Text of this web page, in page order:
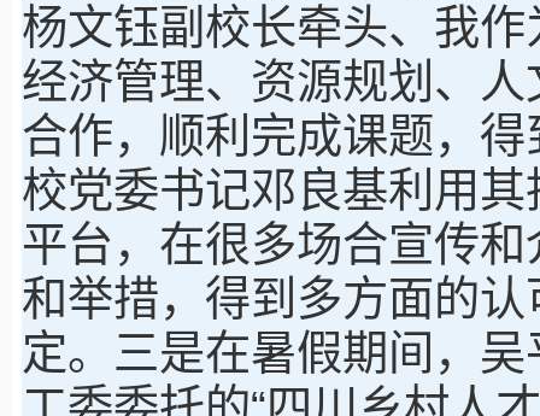
杨文钰副校长牵头、我
经济管理、资源规划、
合作，顺利完成课题，
校党委书记邓良基利用
平台，在很多场合宣传
和举措，得到多方面的
定。三是在暑假期间，